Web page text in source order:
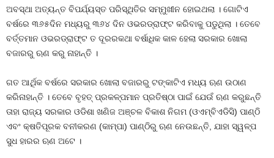
ଅବସ୍ଥା ଅତ୍ୟନ୍ତ ବିପର୍ଯ୍ୟସ୍ତ ପରିସ୍ଥିତିର ସମ୍ମୁଖୀନ ହୋଇଥଲା । ଗୋଟିଏ
ବର୍ଷରେ ୩୬୫ଦିନ ମଧ୍ୟରୁ ୩୬୪ ଦିନ ଓଭରଡ୍ରାଫ୍ଟ କରିବାକୁ ପଡୁଥିଲା । ତେବେ
ବର୍ତ୍ତମାନ ଓଭରଡ୍ରାଫ୍ଟ ତ ଦୂରରକଥା ବର୍ଷାଧିକ କାଳ ହେଲା ସରକାର ଖୋଲା
ବଜାରରୁ ଋଣ କରୁ ନାହାନ୍ତି ।
ଗତ ଆର୍ଥିକ ବର୍ଷରେ ସରକାର ଖୋଲା ବଜାରରୁ ଟଙ୍କାଟିଏ ମଧ୍ୟ ଋଣ ଉଠାଣ
କରିନାହାନ୍ତି । ତେବେ ବୃହତ୍‍ ପ୍ରକଳ୍ପମାନ ପ୍ରତିଷ୍ଠା ପାଇଁ ଯେଉଁ ଋଣ କରୁଛନ୍ତି
ତାହା ରାଜ୍ୟ ସରକାର ଓଡିଶା ଖଣିଜ ଅଞ୍ଚଳ ବିକାଶ ନିଗମ (ଓଏମ୍‍ବିଏଡିସି) ପାଣ୍ଠି
ଏବଂ କ୍ଷତିପୂରକ ବନୀକରଣ (କାମ୍ପା) ପାଣ୍ଠିରୁ ଋଣ ନେଉଛନ୍ତି, ଯାହା ସ୍ୱଳ୍ପ
ସୁଧ ହାରର ଋଣ ଅଟେ ।